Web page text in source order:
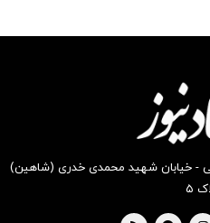
بخر !
- خیابان شهید محمدی خدری (شاهین)
۵